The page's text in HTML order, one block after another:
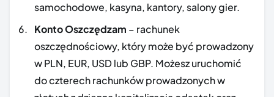
samochodowe, kasyna, kantory, salony gier.
Konto Oszczędzam – rachunek
oszczędnościowy, który może być prowadzony
w PLN, EUR, USD lub GBP. Możesz uruchomić
do czterech rachunków prowadzonych w